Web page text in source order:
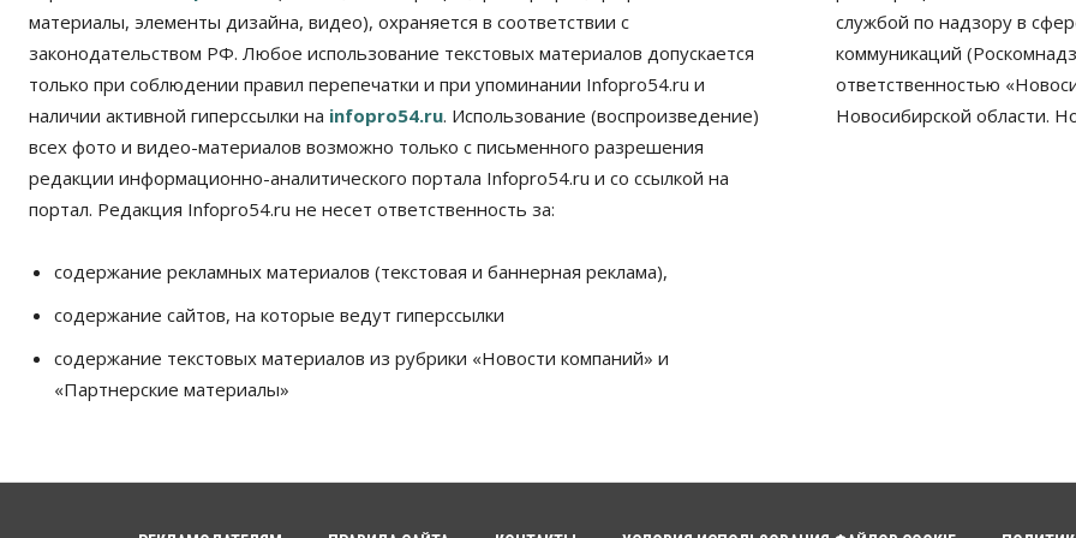
материалы, элементы дизайна, видео), охраняется в соответствии с
законодательством РФ. Любое использование текстовых материалов допускается
только при соблюдении правил перепечатки и при упоминании Infopro54.ru и
наличии активной гиперссылки на infopro54.ru. Использование (воспроизведение)
всех фото и видео-материалов возможно только с письменного разрешения
редакции информационно-аналитического портала Infopro54.ru и со ссылкой на
портал. Редакция Infopro54.ru не несет ответственность за:
содержание рекламных материалов (текстовая и баннерная реклама),
содержание сайтов, на которые ведут гиперссылки
содержание текстовых материалов из рубрики «Новости компаний» и
«Партнерские материалы»
службой по надзору в
коммуникаций
ответственностью
Новосибирской области.